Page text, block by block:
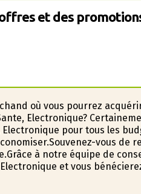
et des
où vous pourrez
Electronique?
pour tous les
vous de
à notre équipe de
et vous